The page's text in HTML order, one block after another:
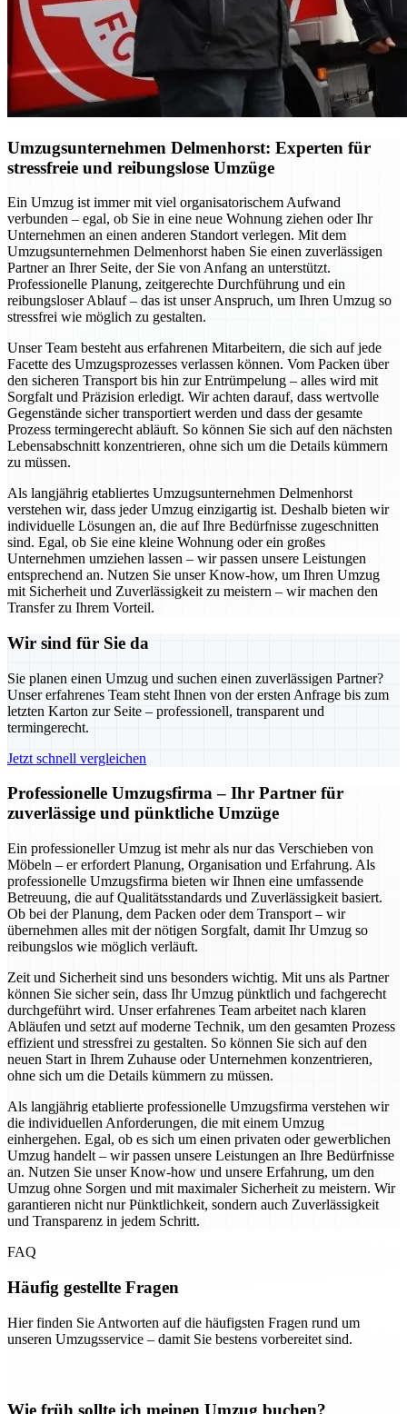
Umzugsunternehmen Delmenhorst: Experten für
stressfreie und reibungslose Umzüge
Ein Umzug ist immer mit viel organisatorischem Aufwand
verbunden – egal, ob Sie in eine neue Wohnung ziehen oder Ihr
Unternehmen an einen anderen Standort verlegen. Mit dem
Umzugsunternehmen Delmenhorst haben Sie einen zuverlässigen
Partner an Ihrer Seite, der Sie von Anfang an unterstützt.
Professionelle Planung, zeitgerechte Durchführung und ein
reibungsloser Ablauf – das ist unser Anspruch, um Ihren Umzug so
stressfrei wie möglich zu gestalten.
Unser Team besteht aus erfahrenen Mitarbeitern, die sich auf jede
Facette des Umzugsprozesses verlassen können. Vom Packen über
den sicheren Transport bis hin zur Entrümpelung – alles wird mit
Sorgfalt und Präzision erledigt. Wir achten darauf, dass wertvolle
Gegenstände sicher transportiert werden und dass der gesamte
Prozess termingerecht abläuft. So können Sie sich auf den nächsten
Lebensabschnitt konzentrieren, ohne sich um die Details kümmern
zu müssen.
Als langjährig etabliertes Umzugsunternehmen Delmenhorst
verstehen wir, dass jeder Umzug einzigartig ist. Deshalb bieten wir
individuelle Lösungen an, die auf Ihre Bedürfnisse zugeschnitten
sind. Egal, ob Sie eine kleine Wohnung oder ein großes
Unternehmen umziehen lassen – wir passen unsere Leistungen
entsprechend an. Nutzen Sie unser Know-how, um Ihren Umzug
mit Sicherheit und Zuverlässigkeit zu meistern – wir machen den
Transfer zu Ihrem Vorteil.
Wir sind für Sie da
Sie planen einen Umzug und suchen einen zuverlässigen Partner?
Unser erfahrenes Team steht Ihnen von der ersten Anfrage bis zum
letzten Karton zur Seite – professionell, transparent und
termingerecht.
Jetzt schnell vergleichen
Professionelle Umzugsfirma – Ihr Partner für
zuverlässige und pünktliche Umzüge
Ein professioneller Umzug ist mehr als nur das Verschieben von
Möbeln – er erfordert Planung, Organisation und Erfahrung. Als
professionelle Umzugsfirma bieten wir Ihnen eine umfassende
Betreuung, die auf Qualitätsstandards und Zuverlässigkeit basiert.
Ob bei der Planung, dem Packen oder dem Transport – wir
übernehmen alles mit der nötigen Sorgfalt, damit Ihr Umzug so
reibungslos wie möglich verläuft.
Zeit und Sicherheit sind uns besonders wichtig. Mit uns als Partner
können Sie sicher sein, dass Ihr Umzug pünktlich und fachgerecht
durchgeführt wird. Unser erfahrenes Team arbeitet nach klaren
Abläufen und setzt auf moderne Technik, um den gesamten Prozess
effizient und stressfrei zu gestalten. So können Sie sich auf den
neuen Start in Ihrem Zuhause oder Unternehmen konzentrieren,
ohne sich um die Details kümmern zu müssen.
Als langjährig etablierte professionelle Umzugsfirma verstehen wir
die individuellen Anforderungen, die mit einem Umzug
einhergehen. Egal, ob es sich um einen privaten oder gewerblichen
Umzug handelt – wir passen unsere Leistungen an Ihre Bedürfnisse
an. Nutzen Sie unser Know-how und unsere Erfahrung, um den
Umzug ohne Sorgen und mit maximaler Sicherheit zu meistern. Wir
garantieren nicht nur Pünktlichkeit, sondern auch Zuverlässigkeit
und Transparenz in jedem Schritt.
FAQ
Häufig gestellte Fragen
Hier finden Sie Antworten auf die häufigsten Fragen rund um
unseren Umzugsservice – damit Sie bestens vorbereitet sind.
Wie früh sollte ich meinen Umzug buchen?